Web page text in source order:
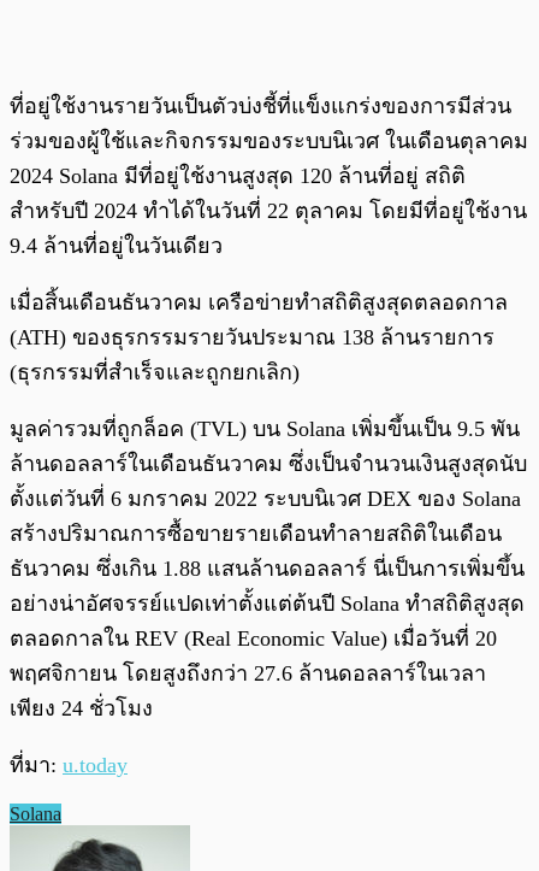
ที่อยู่ใช้งานรายวันเป็นตัวบ่งชี้ที่แข็งแกร่งของการมีส่วน
ร่วมของผู้ใช้และกิจกรรมของระบบนิเวศ ในเดือนตุลาคม
2024 Solana มีที่อยู่ใช้งานสูงสุด 120 ล้านที่อยู่ สถิติ
สำหรับปี 2024 ทำได้ในวันที่ 22 ตุลาคม โดยมีที่อยู่ใช้งาน
9.4 ล้านที่อยู่ในวันเดียว
เมื่อสิ้นเดือนธันวาคม เครือข่ายทำสถิติสูงสุดตลอดกาล
(ATH) ของธุรกรรมรายวันประมาณ 138 ล้านรายการ
(ธุรกรรมที่สำเร็จและถูกยกเลิก)
มูลค่ารวมที่ถูกล็อค (TVL) บน Solana เพิ่มขึ้นเป็น 9.5 พัน
ล้านดอลลาร์ในเดือนธันวาคม ซึ่งเป็นจำนวนเงินสูงสุดนับ
ตั้งแต่วันที่ 6 มกราคม 2022 ระบบนิเวศ DEX ของ Solana
สร้างปริมาณการซื้อขายรายเดือนทำลายสถิติในเดือน
ธันวาคม ซึ่งเกิน 1.88 แสนล้านดอลลาร์ นี่เป็นการเพิ่มขึ้น
อย่างน่าอัศจรรย์แปดเท่าตั้งแต่ต้นปี Solana ทำสถิติสูงสุด
ตลอดกาลใน REV (Real Economic Value) เมื่อวันที่ 20
พฤศจิกายน โดยสูงถึงกว่า 27.6 ล้านดอลลาร์ในเวลา
เพียง 24 ชั่วโมง
ที่มา: u.today
Solana